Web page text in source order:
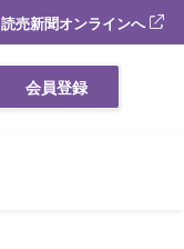
読売新聞オンラインへ
会員登録